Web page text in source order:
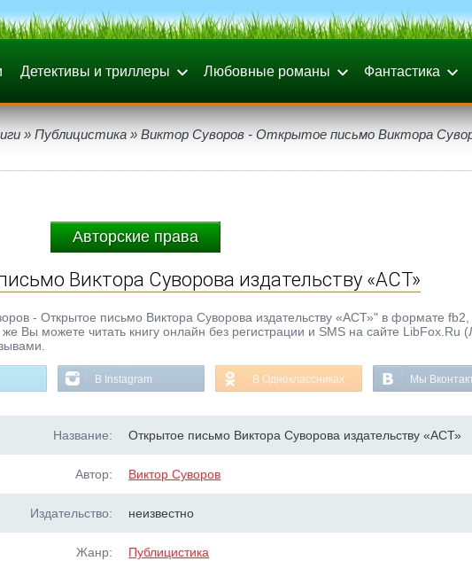
Детективы и триллеры Любовные романы Фантастика
» Публицистика » Виктор Суворов - Открытое письмо Виктора
Авторские права
Виктора Суворова издательству «АСТ»
- Открытое письмо Виктора Суворова издательству «АСТ»" в формате fb2,
Вы можете читать книгу онлайн без регистрации и SMS на сайте LibFox.Ru
В Instagram В Одноклассниках Мы
Название: Открытое письмо Виктора Суворова издательству «АСТ»
Автор: Виктор Суворов
Издательство: неизвестно
Жанр: Публицистика